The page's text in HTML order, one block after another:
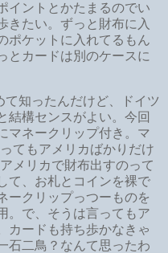
イントとかたまるのでい
きたい。ずっと財布に入
ポケットに入れてるもん
とカードは別のケースに
知ったんだけど、ドイツ
結構センスがよい。今回
マネークリップ付き。マ
てもアメリカばかりだけ
メリカで財布出すのって
て、お札とコインを裸で
ークリップっつーものを
。で、そうは言ってもア
カードも持ち歩かなきゃ
石二鳥？なんて思ったわ